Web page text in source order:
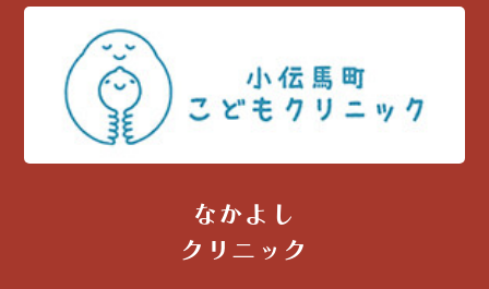
なかよし
クリニック